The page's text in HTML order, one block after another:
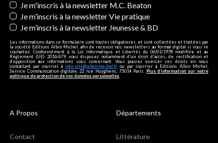
Je m'inscris à la newsletter M.C. Beaton
Je m’inscris à la newsletter Vie pratique
Je m’inscris à la newsletter Jeunesse & BD
Les informations dans ce formulaire sont toutes obligatoires, et sont collectées et traitées par
la société Editions Albin Michel, afin de recevoir nos newsletters au format digital si vous le
souhaitez. Conformément à la Loi Informatique et Libertés du 06/01/1978 modifiée et au
Règlement (UE) 2016/679, vous disposez notamment d'un droit d'accès, de rectification et
d’opposition aux informations vous concernant. Vous pouvez exercer ces droits en nous
contactant par courriel à info-site@albin-michel.fr ou par courrier à Editions Albin Michel,
Service Communication digitale, 22 rue Huyghens, 75014 Paris. Plus d’information sur notre
politique de protection de vos données personnelles
A Propos
Contact
Départements
Littérature